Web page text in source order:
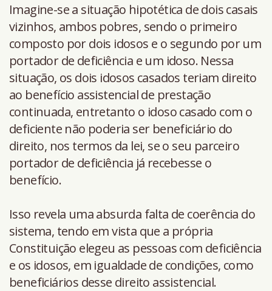
Imagine-se a situação hipotética de dois casais
vizinhos, ambos pobres, sendo o primeiro
composto por dois idosos e o segundo por um
portador de deficiência e um idoso. Nessa
situação, os dois idosos casados teriam direito
ao benefício assistencial de prestação
continuada, entretanto o idoso casado com o
deficiente não poderia ser beneficiário do
direito, nos termos da lei, se o seu parceiro
portador de deficiência já recebesse o
benefício.
Isso revela uma absurda falta de coerência do
sistema, tendo em vista que a própria
Constituição elegeu as pessoas com deficiência
e os idosos, em igualdade de condições, como
beneficiários desse direito assistencial.